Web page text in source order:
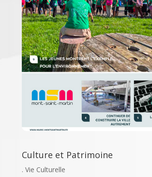
Culture et Patrimoine
. Vie Culturelle